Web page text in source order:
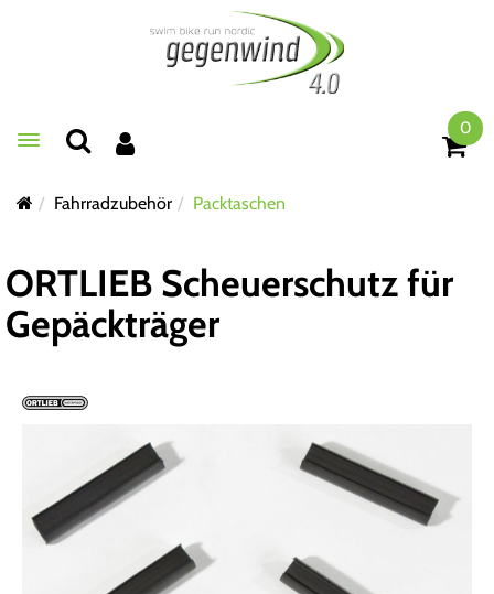
Toggle navigation
0
Fahrradzubehör Packtaschen
ORTLIEB Scheuerschutz für
Gepäckträger